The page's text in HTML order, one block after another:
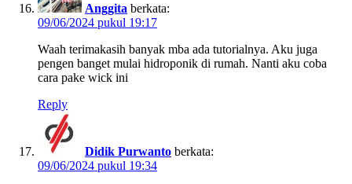
Anggita berkata:
09/06/2024 pukul 19:17
Waah terimakasih banyak mba ada tutorialnya. Aku juga
pengen banget mulai hidroponik di rumah. Nanti aku coba
cara pake wick ini
Reply
Didik Purwanto berkata:
09/06/2024 pukul 19:34